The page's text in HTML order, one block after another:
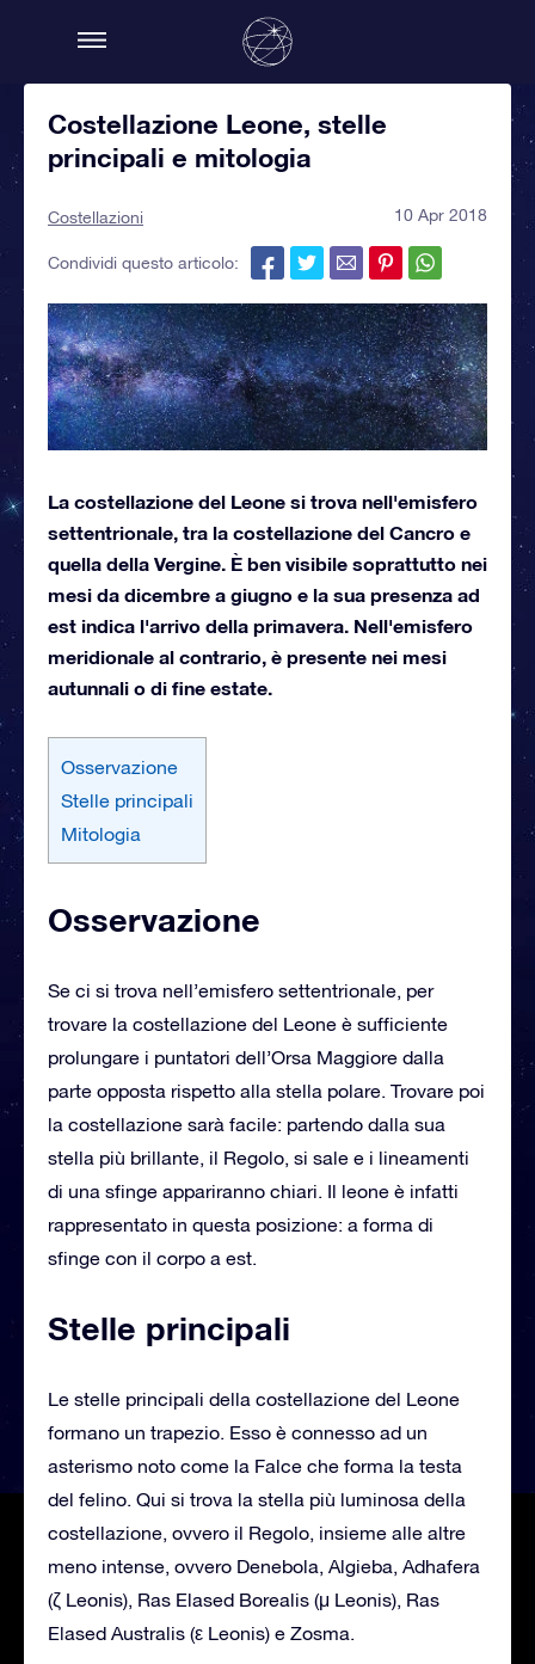
Costellazione Leone, stelle
principali e mitologia
Costellazioni 10 Apr 2018
Condividi questo articolo:
La costellazione del Leone si trova nell'emisfero
settentrionale, tra la costellazione del Cancro e
quella della Vergine. È ben visibile soprattutto nei
mesi da dicembre a giugno e la sua presenza ad
est indica l'arrivo della primavera. Nell'emisfero
meridionale al contrario, è presente nei mesi
autunnali o di fine estate.
Osservazione
Stelle principali
Mitologia
Osservazione
Se ci si trova nell’emisfero settentrionale, per
trovare la costellazione del Leone è sufficiente
prolungare i puntatori dell’Orsa Maggiore dalla
parte opposta rispetto alla stella polare. Trovare poi
la costellazione sarà facile: partendo dalla sua
stella più brillante, il Regolo, si sale e i lineamenti
di una sfinge appariranno chiari. Il leone è infatti
rappresentato in questa posizione: a forma di
sfinge con il corpo a est.
Stelle principali
Le stelle principali della costellazione del Leone
formano un trapezio. Esso è connesso ad un
asterismo noto come la Falce che forma la testa
del felino. Qui si trova la stella più luminosa della
costellazione, ovvero il Regolo, insieme alle altre
meno intense, ovvero Denebola, Algieba, Adhafera
(ζ Leonis), Ras Elased Borealis (μ Leonis), Ras
Elased Australis (ε Leonis) e Zosma.